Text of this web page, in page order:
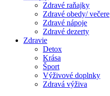
Zdravé raňajky
Zdravé obedy/ večere
Zdravé nápoje
Zdravé dezerty
Zdravie
Detox
Krása
Šport
Výživové doplnky
Zdravá výživa